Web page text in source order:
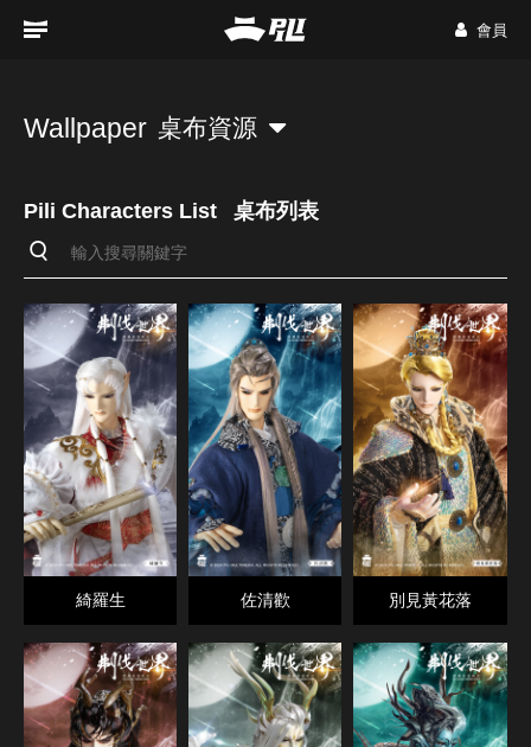
會員
Wallpaper 桌布資源
Pili Characters List 桌布列表
綺羅生 佐清歡 別見黃花落